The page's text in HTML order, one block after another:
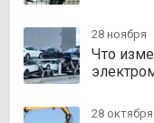
28 ноября
Что
28 октября